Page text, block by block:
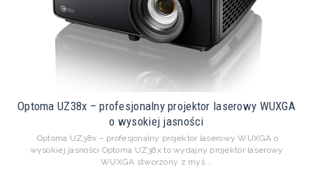
Optoma UZ38x – profesjonalny projektor laserowy WUXGA
o wysokiej jasności
Optoma UZ38x – profesjonalny projektor laserowy WUXGA o
wysokiej jasności Optoma UZ38x to wydajny projektor laserowy
WUXGA stworzony z myś...